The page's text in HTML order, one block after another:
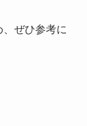
、ぜひ参考に